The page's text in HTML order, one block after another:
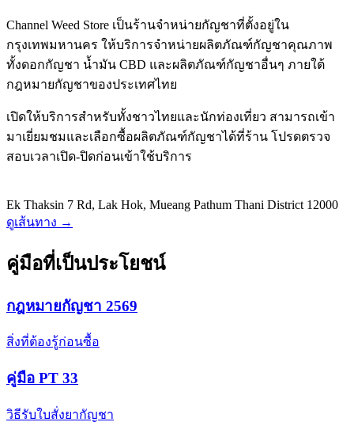
Channel Weed Store เป็นร้านจำหน่ายกัญชาที่ตั้งอยู่ใน
กรุงเทพมหานคร ให้บริการจำหน่ายผลิตภัณฑ์กัญชาคุณภาพ
ทั้งดอกกัญชา น้ำมัน CBD และผลิตภัณฑ์กัญชาอื่นๆ ภายใต้
กฎหมายกัญชาของประเทศไทย
เปิดให้บริการสำหรับทั้งชาวไทยและนักท่องเที่ยว สามารถเข้า
มาเยี่ยมชมและเลือกซื้อผลิตภัณฑ์กัญชาได้ที่ร้าน โปรดตรวจ
สอบเวลาเปิด-ปิดก่อนเข้าใช้บริการ
Ek Thaksin 7 Rd, Lak Hok, Mueang Pathum Thani District 12000
ดูเส้นทาง →
คู่มือที่เป็นประโยชน์
กฎหมายกัญชา 2569
สิ่งที่ต้องรู้ก่อนซื้อ
คู่มือ PT 33
วิธีรับใบสั่งยากัญชา